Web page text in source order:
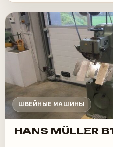
ШВЕЙНЫЕ МАШИНЫ
HANS MÜLLER